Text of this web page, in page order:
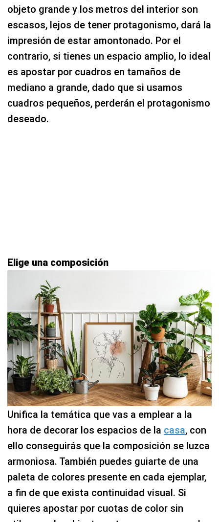
objeto grande y los metros del interior son
escasos, lejos de tener protagonismo, dará la
impresión de estar amontonado. Por el
contrario, si tienes un espacio amplio, lo ideal
es apostar por cuadros en tamaños de
mediano a grande, dado que si usamos
cuadros pequeños, perderán el protagonismo
deseado.
Elige una composición
Unifica la temática que vas a emplear a la
hora de decorar los espacios de la casa, con
ello conseguirás que la composición se luzca
armoniosa. También puedes guiarte de una
paleta de colores presente en cada ejemplar,
a fin de que exista continuidad visual. Si
quieres apostar por cuotas de color sin